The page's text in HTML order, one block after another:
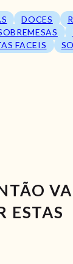
DOCES
FACEIS
ESTAS